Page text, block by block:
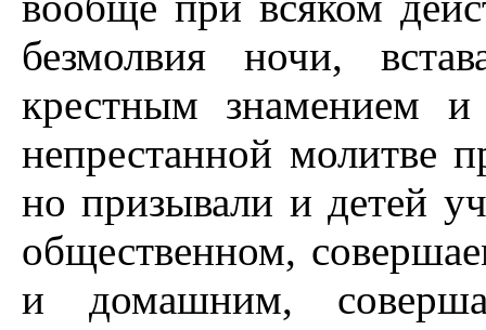
безмолвия ночи,
крестным знамением
непрестанной молитве
но призывали и детей
общественном,
и домашним,